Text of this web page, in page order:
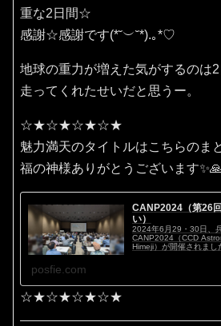
重な2日間☆
感謝☆感謝です(⁠*⁠˘⁠︶⁠˘⁠*⁠)⁠.⁠｡⁠*⁠♡
地球の重力が増えた気がするのは
走ってくれたせいだと思うー。
☆★☆★☆★☆★
魅力満天のタイトルはこちらのま
福の神様ありがとうございます
CANP2024（第26
い）
2024年6月29・30日、
CANP2024（CCD
Himeji）が開催されまし
posfie.com
☆★☆★☆★☆★